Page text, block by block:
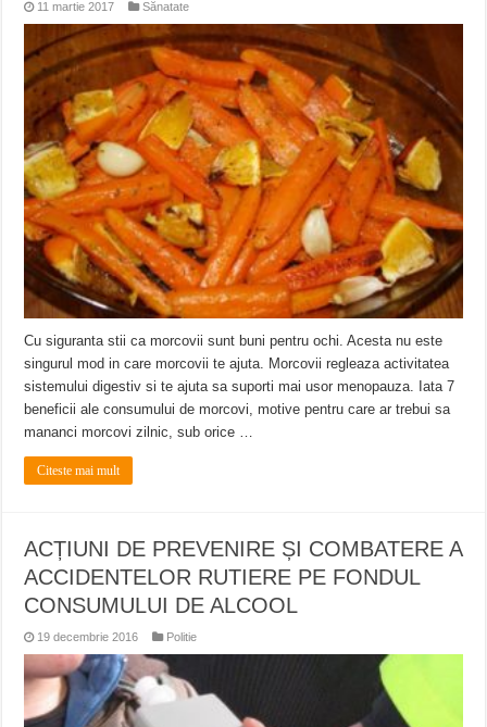
11 martie 2017 Sănatate
Cu siguranta stii ca morcovii sunt buni pentru ochi. Acesta nu este
singurul mod in care morcovii te ajuta. Morcovii regleaza activitatea
sistemului digestiv si te ajuta sa suporti mai usor menopauza. Iata 7
beneficii ale consumului de morcovi, motive pentru care ar trebui sa
mananci morcovi zilnic, sub orice …
Citeste mai mult
ACȚIUNI DE PREVENIRE ȘI COMBATERE A
ACCIDENTELOR RUTIERE PE FONDUL
CONSUMULUI DE ALCOOL
19 decembrie 2016 Politie